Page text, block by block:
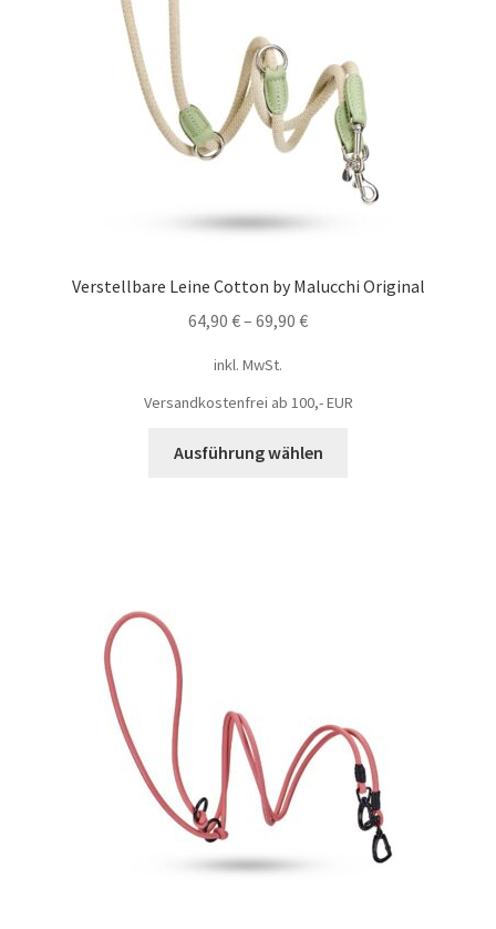
Verstellbare Leine Cotton by Malucchi Original
64,90 €– 69,90 €
inkl. MwSt.
Versandkostenfrei ab 100,- EUR
Ausführung wählen